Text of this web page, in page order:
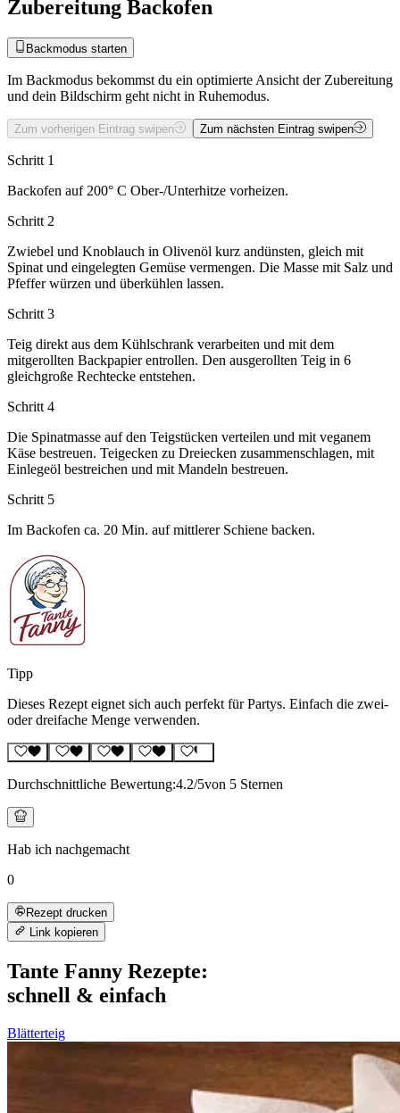
Zubereitung Backofen
Backmodus starten
Im Backmodus bekommst du ein optimierte Ansicht der Zubereitung
und dein Bildschirm geht nicht in Ruhemodus.
Zum vorherigen Eintrag swipen Zum nächsten Eintrag swipen
Schritt 1
Backofen auf 200° C Ober-/Unterhitze vorheizen.
Schritt 2
Zwiebel und Knoblauch in Olivenöl kurz andünsten, gleich mit
Spinat und eingelegten Gemüse vermengen. Die Masse mit Salz und
Pfeffer würzen und überkühlen lassen.
Schritt 3
Teig direkt aus dem Kühlschrank verarbeiten und mit dem
mitgerollten Backpapier entrollen. Den ausgerollten Teig in 6
gleichgroße Rechtecke entstehen.
Schritt 4
Die Spinatmasse auf den Teigstücken verteilen und mit veganem
Käse bestreuen. Teigecken zu Dreiecken zusammenschlagen, mit
Einlegeöl bestreichen und mit Mandeln bestreuen.
Schritt 5
Im Backofen ca. 20 Min. auf mittlerer Schiene backen.
Tipp
Dieses Rezept eignet sich auch perfekt für Partys. Einfach die zwei-
oder dreifache Menge verwenden.
Durchschnittliche Bewertung:4.2/5von 5 Sternen
Hab ich nachgemacht
0
Rezept drucken
Link kopieren
Tante Fanny Rezepte:
schnell & einfach
Blätterteig